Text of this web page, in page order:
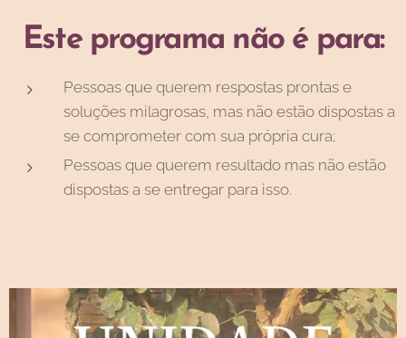
Este programa não é para:
Pessoas que querem respostas prontas e
soluções milagrosas, mas não estão dispostas a
se comprometer com sua própria cura;
Pessoas que querem resultado mas não estão
dispostas a se entregar para isso.